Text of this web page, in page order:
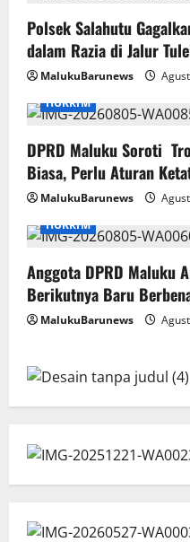
Polsek Salahutu
dalam Razia di Jalur
MalukuBarunews
HUKRIM
DPRD Maluku Soroti
Biasa, Perlu Aturan
MalukuBarunews
HUKRIM
Anggota DPRD Maluku
Berikutnya Baru
MalukuBarunews